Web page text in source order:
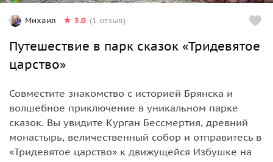
Михаил 5.0 (1 отзыв)
Путешествие в парк сказок «Тридевятое
царство»
Совместите знакомство с историей Брянска и
волшебное приключение в уникальном парке
сказок. Вы увидите Курган Бессмертия, древний
монастырь, величественный собор и отправитесь в
«Тридевятое царство» к движущейся Избушке на